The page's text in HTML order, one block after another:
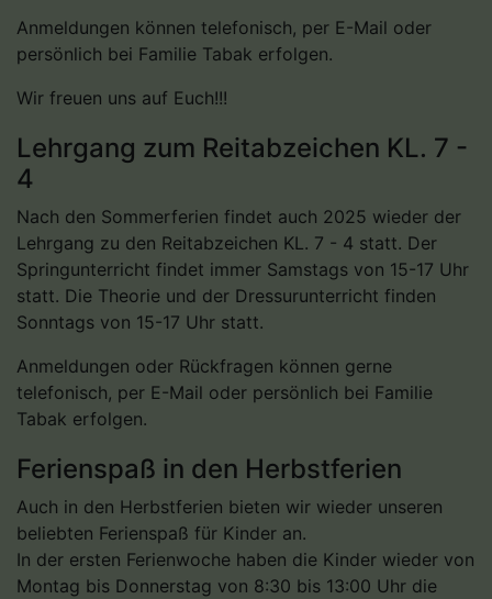
Anmeldungen können telefonisch, per E-Mail oder
persönlich bei Familie Tabak erfolgen.
Wir freuen uns auf Euch!!!
Lehrgang zum Reitabzeichen KL. 7 -
4
Nach den Sommerferien findet auch 2025 wieder der
Lehrgang zu den Reitabzeichen KL. 7 - 4 statt. Der
Springunterricht findet immer Samstags von 15-17 Uhr
statt. Die Theorie und der Dressurunterricht finden
Sonntags von 15-17 Uhr statt.
Anmeldungen oder Rückfragen können gerne
telefonisch, per E-Mail oder persönlich bei Familie
Tabak erfolgen.
Ferienspaß in den Herbstferien
Auch in den Herbstferien bieten wir wieder unseren
beliebten Ferienspaß für Kinder an.
In der ersten Ferienwoche haben die Kinder wieder von
Montag bis Donnerstag von 8:30 bis 13:00 Uhr die